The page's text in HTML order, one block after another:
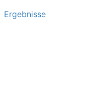
Ergebnisse